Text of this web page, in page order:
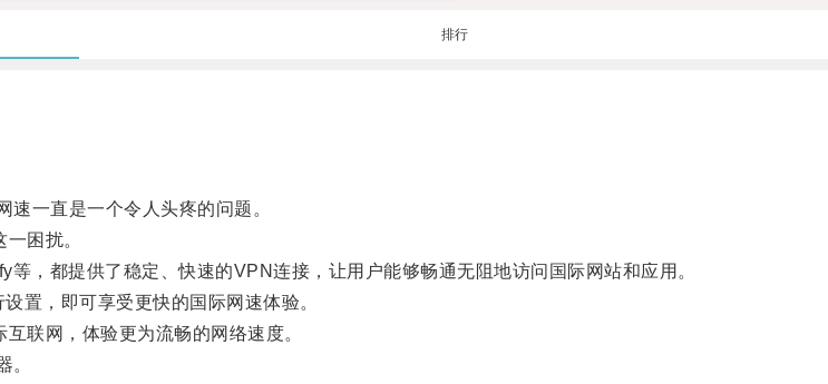
排行
一直是一个令人头疼的问题。
困扰。
都提供了稳定、快速的VPN连接，让用户能够畅通无阻地访问国际网站和应用。
，即可享受更快的国际网速体验。
联网，体验更为流畅的网络速度。
。